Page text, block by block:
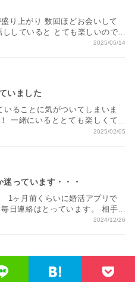
り上がり 数回ほどお会いして
していると とても楽しいので
お相手の住まいに近い場所ば
りました。 どうすればいいで
2025/05/14
いました
ることに気がついてしまいま
一緒にいるととても楽しくて
ですが どうしても気になって
2025/02/05
っています・・・
1ヶ月前くらいに婚活アプリで
日連絡はとっています。 相手
次会ったときに告白しようと思
2024/12/26